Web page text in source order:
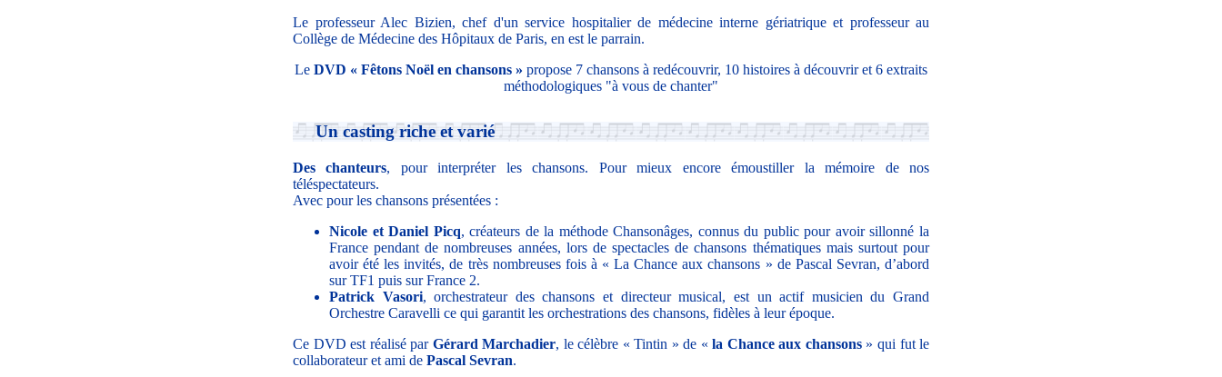
Le professeur Alec Bizien, chef d'un service hospitalier de médecine interne gériatrique et professeur au
Collège de Médecine des Hôpitaux de Paris, en est le parrain.
Le DVD « Fêtons Noël en chansons » propose 7 chansons à redécouvrir, 10 histoires à découvrir et 6 extraits
méthodologiques "à vous de chanter"
Un casting riche et varié
Des chanteurs, pour interpréter les chansons. Pour mieux encore émoustiller la mémoire de nos
téléspectateurs.
Avec pour les chansons présentées :
Nicole et Daniel Picq, créateurs de la méthode Chansonâges, connus du public pour avoir sillonné la
France pendant de nombreuses années, lors de spectacles de chansons thématiques mais surtout pour
avoir été les invités, de très nombreuses fois à « La Chance aux chansons » de Pascal Sevran, d’abord
sur TF1 puis sur France 2.
Patrick Vasori, orchestrateur des chansons et directeur musical, est un actif musicien du Grand
Orchestre Caravelli ce qui garantit les orchestrations des chansons, fidèles à leur époque.
Ce DVD est réalisé par Gérard Marchadier, le célèbre « Tintin » de «la Chance aux chansons» qui fut le
collaborateur et ami de Pascal Sevran.